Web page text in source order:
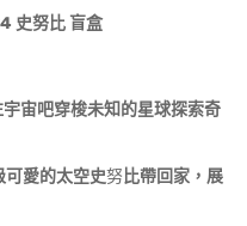
史努比 盲盒
宙吧穿梭未知的星球探索奇
愛的太空史努 比帶回家，展